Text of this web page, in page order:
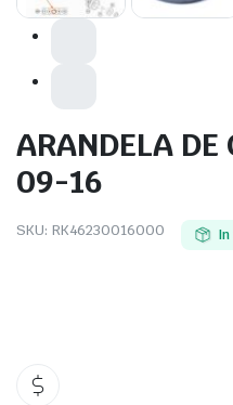
ARANDELA
09-16
SKU: RK46230016000